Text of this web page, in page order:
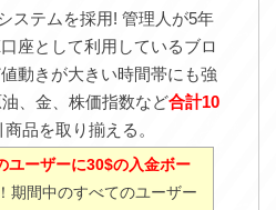
ステムを採用! 管理人が5年
座として利用しているブロ
動きが大きい時間帯にも強
、金、株価指数など合計10
品を取り揃える。
ユーザーに30$の入金ボー
期間中のすべてのユーザー